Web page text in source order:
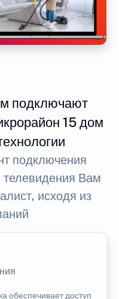
подключают
15 дом
подключения
телевидения Вам
исходя из
обеспечивает доступ